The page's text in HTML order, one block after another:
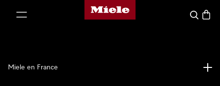
Page d'accueil Miele
Search
Miele en France